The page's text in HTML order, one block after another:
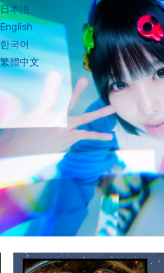
日本語
English
한국어
繁體中文
TOP NEWS
DISCOGRA
PHY
MEDIA